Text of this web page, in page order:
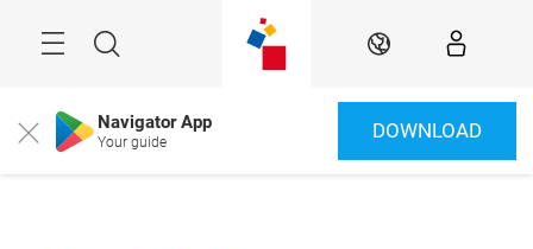
Suche DE
Close Navigator App
Your guide DOWNLOAD